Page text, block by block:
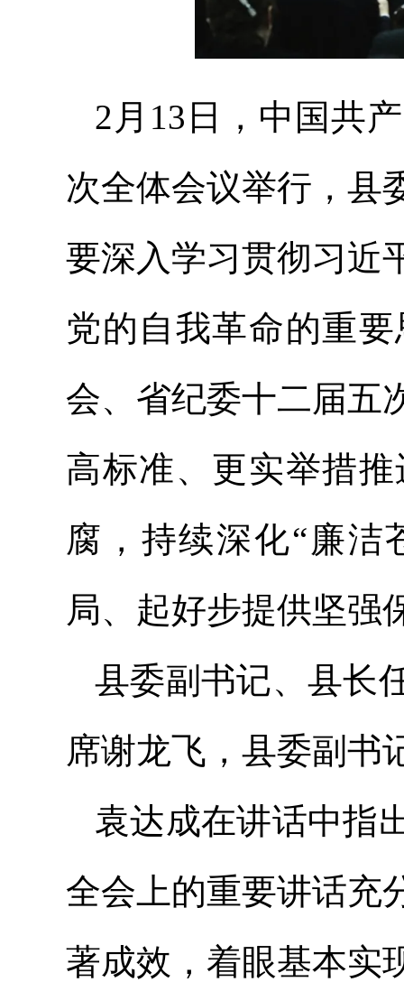
2月13日，中国共
次全体会议举行，县
要深入学习贯彻习近
党的自我革命的重
会、省纪委十二届五
高标准、更实举措
腐，持续深化“廉洁
局、起好步提供坚强
县委副书记、县长
席谢龙飞，县委副书
袁达成在讲话中指
全会上的重要讲话充
著成效，着眼基本实